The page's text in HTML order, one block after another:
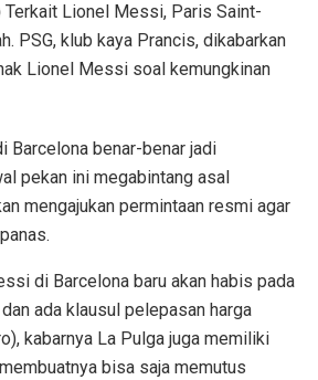
Terkait Lionel Messi, Paris Saint-
PSG, klub kaya Prancis, dikabarkan
Lionel Messi soal kemungkinan
Barcelona benar-benar jadi
pekan ini megabintang asal
mengajukan permintaan resmi agar
di Barcelona baru akan habis pada
ada klausul pelepasan harga
kabarnya La Pulga juga memiliki
bisa saja memutus